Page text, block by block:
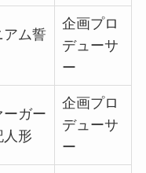
アム誓
企画プロ
デューサ
ー
ーガー
人形
企画プロ
デューサ
ー